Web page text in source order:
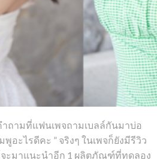
ถามที่แฟนเพจถามเบลล์กันมาบ่อ
อะไรดีคะ ” จริงๆ ในเพจก็ยังมีรีวิว
ะมาแนะนำอีก 1 ผลิตภัณฑ์ที่ทดลอง